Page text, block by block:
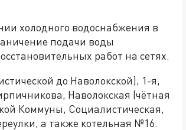
холодного водоснабжения в
подачи воды
работ на сетях.
до Наволокской), 1-я,
Наволокская (чётная
Коммуны, Социалистическая,
а также котельная №16.